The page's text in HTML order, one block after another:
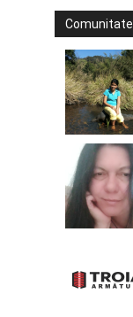
Comunitate